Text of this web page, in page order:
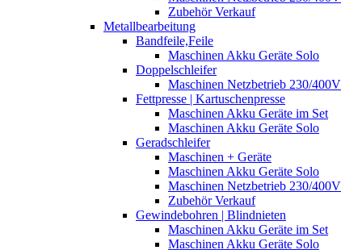
Zubehör Verkauf
Metallbearbeitung
Bandfeile,Feile
Maschinen Akku Geräte Solo
Doppelschleifer
Maschinen Netzbetrieb 230/400V
Fettpresse | Kartuschenpresse
Maschinen Akku Geräte im Set
Maschinen Akku Geräte Solo
Geradschleifer
Maschinen + Geräte
Maschinen Akku Geräte Solo
Maschinen Netzbetrieb 230/400V
Zubehör Verkauf
Gewindebohren | Blindnieten
Maschinen Akku Geräte im Set
Maschinen Akku Geräte Solo